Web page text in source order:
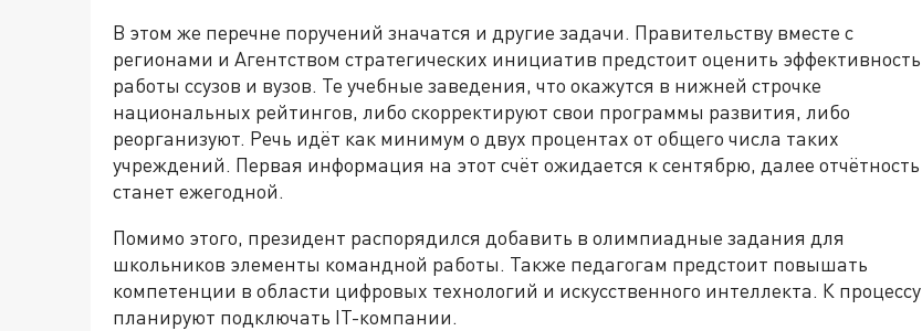
В этом же перечне поручений значатся и другие задачи. Правительству вместе с
регионами и Агентством стратегических инициатив предстоит оценить эффективность
работы ссузов и вузов. Те учебные заведения, что окажутся в нижней строчке
национальных рейтингов, либо скорректируют свои программы развития, либо
реорганизуют. Речь идёт как минимум о двух процентах от общего числа таких
учреждений. Первая информация на этот счёт ожидается к сентябрю, далее отчётность
станет ежегодной.
Помимо этого, президент распорядился добавить в олимпиадные задания для
школьников элементы командной работы. Также педагогам предстоит повышать
компетенции в области цифровых технологий и искусственного интеллекта. К процессу
планируют подключать IT-компании.